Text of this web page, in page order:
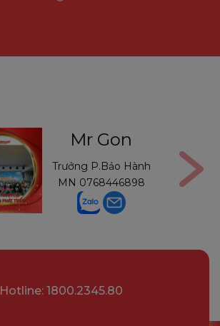
Mr Gon
Trưởng P.Bảo Hành
MN 0768446898
Hotline: 1800.2345.80